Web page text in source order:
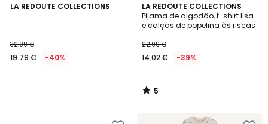
LA REDOUTE COLLECTIONS
.
32.99 €
19.79 € -40%
LA REDOUTE COLLECTIONS
Pijama de algodão, t-shirt lisa
e calças de popelina às riscas
22.99 €
14.02 € -39%
5
/
5
5
/